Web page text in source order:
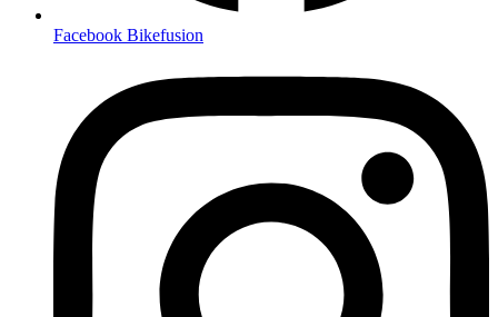
Facebook Bikefusion